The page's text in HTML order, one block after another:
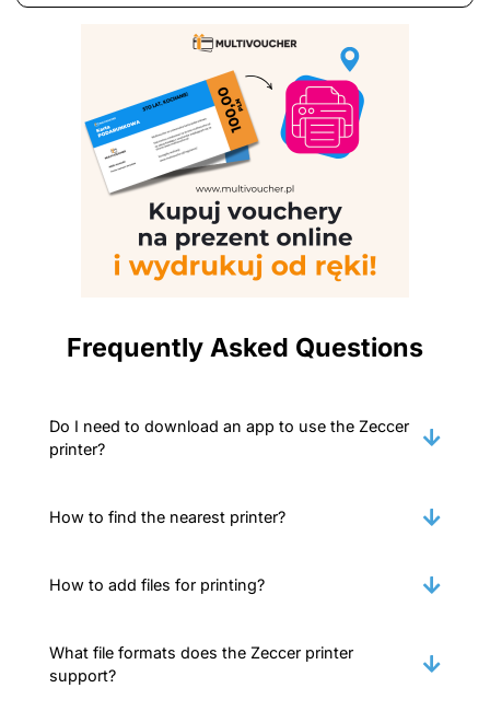
Frequently Asked Questions
Do I need to download an app to use the Zeccer
printer?
How to find the nearest printer?
How to add files for printing?
What file formats does the Zeccer printer
support?